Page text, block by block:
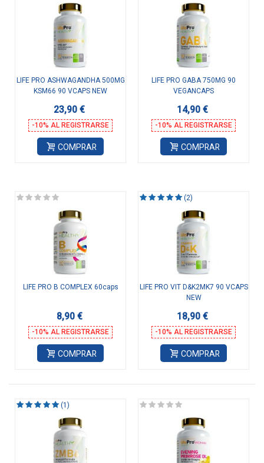
LIFE PRO ASHWAGANDHA 500MG
KSM66 90 VCAPS NEW
23,90 €
-10% AL REGISTRARSE
COMPRAR
LIFE PRO GABA 750MG 90
VEGANCAPS
14,90 €
-10% AL REGISTRARSE
COMPRAR
LIFE PRO B COMPLEX 60caps
8,90 €
-10% AL REGISTRARSE
COMPRAR
(2)
LIFE PRO VIT D&K2MK7 90 VCAPS
NEW
18,90 €
-10% AL REGISTRARSE
COMPRAR
(1)